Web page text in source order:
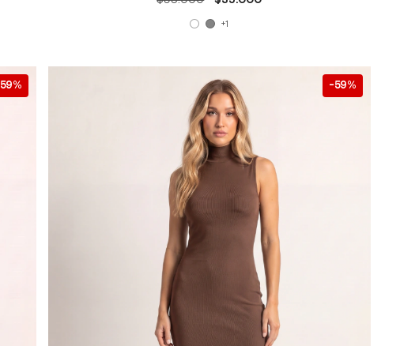
+1
59% 59%